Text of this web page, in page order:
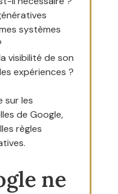
systèmes
visibilité de son
expériences ?
sur les
de Google,
règles
ne